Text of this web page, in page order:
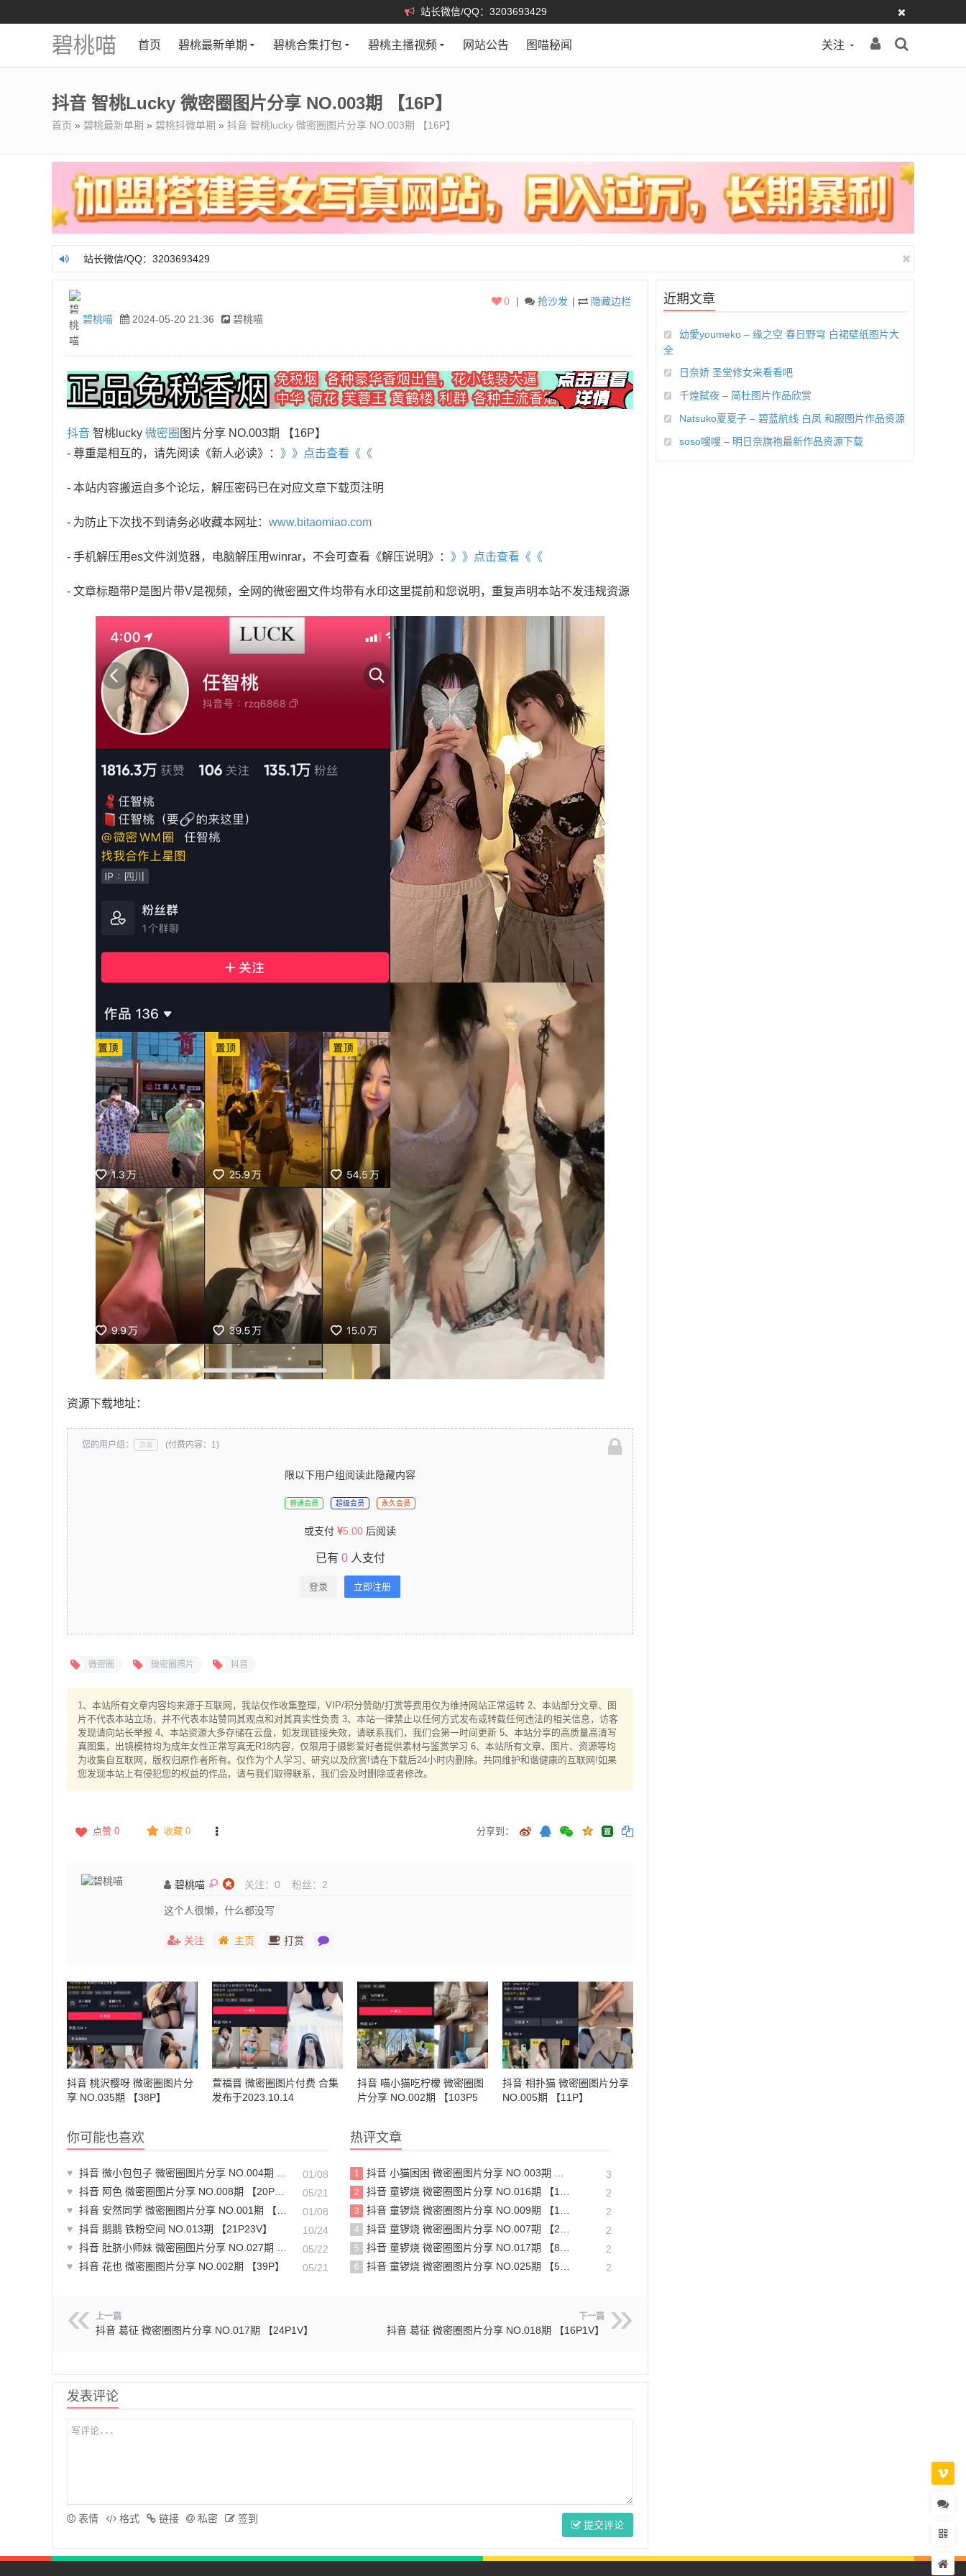
站长微信/QQ：3203693429
碧桃喵 关注
首页 碧桃最新单期 碧桃合集打包 碧桃主播视频 网站公告 图喵秘闻
抖音 智桃lucky 微密圈图片分享 NO.003期 【16P】
首页 » 碧桃最新单期 » 碧桃抖微单期 » 抖音 智桃lucky 微密圈图片分享 NO.003期 【16P】
站长微信/QQ：3203693429
碧桃喵 2024-05-20 21:36 碧桃喵
| 隐藏边栏
| 抢沙发
0
抖音 智桃lucky 微密圈 图片分享 NO.003期 【16P】
- 尊重是相互的，请先阅读《新人必读》： 》》点击查看《《
- 本站内容搬运自多个论坛，解压密码已在对应文章下载页注明
- 为防止下次找不到请务必收藏本网址： www.bitaomiao.com
- 手机解压用es文件浏览器，电脑解压用winrar，不会可查看《解压说明》： 》》点击查看《《
- 文章标题带P是图片带V是视频，全网的微密圈文件均带有水印这里提前和您说明，重复声明本站不发违规资源
资源下载地址：
您的用户组： 游客 (付费内容：1)
限以下用户组阅读此隐藏内容
普通会员 超级会员 永久会员
或支付 5.00 后阅读
已有 0人支付
登录 立即注册
微密圈 微密圈照片 抖音
1、本站所有文章内容均来源于互联网，我站仅作收集整理，VIP/积分赞助/打赏等费用仅为维持网站正常运转 2、本站部分文章、图
片不代表本站立场，并不代表本站赞同其观点和对其真实性负责 3、本站一律禁止以任何方式发布或转载任何违法的相关信息，访客
发现请向站长举报 4、本站资源大多存储在云盘，如发现链接失效，请联系我们，我们会第一时间更新 5、本站分享的高质量高清写
真图集，出镜模特均为成年女性正常写真无R18内容，仅限用于摄影爱好者提供素材与鉴赏学习 6、本站所有文章、图片、资源等均
为收集自互联网，版权归原作者所有。仅作为个人学习、研究以及欣赏!请在下载后24小时内删除。共同维护和谐健康的互联网!如果
您发现本站上有侵犯您的权益的作品，请与我们取得联系，我们会及时删除或者修改。
点赞 0 收藏 0 分享到：
碧桃喵 关注： 0 粉丝： 2
这个人很懒，什么都没写
关注 主页 打赏
抖音 桃沢樱呀 微密圈图片分
享 NO.035期 【38P】
萱福晋 微密圈图片付费 合集
发布于2023.10.14
抖音 喵小猫吃柠檬 微密圈图
片分享 NO.002期 【103P5
抖音 相扑猫 微密圈图片分享
NO.005期 【11P】
你可能也喜欢
♥ 抖音 微小包包子 微密圈图片分享 NO.004期 【37P】
01/08
♥ 抖音 阿色 微密圈图片分享 NO.008期 【20P2V】最新至：2023.7.17
05/21
♥ 抖音 安然同学 微密圈图片分享 NO.001期 【19P】最新至：2025.1.6
01/08
♥ 抖音 鹅鹅 铁粉空间 NO.013期 【21P23V】
10/24
♥ 抖音 肚脐小师妹 微密圈图片分享 NO.027期 【11P9V】最新至：2024.5.1
05/22
♥ 抖音 花也 微密圈图片分享 NO.002期 【39P】 05/21
热评文章
1 抖音 小猫困困 微密圈图片分享 NO.003期 【23P16V】最新至：2025.1.23 3
2 抖音 童锣烧 微密圈图片分享 NO.016期 【17P12V】最新至：2024.11.12 2
3 抖音 童锣烧 微密圈图片分享 NO.009期 【13P】最新至：2023.12.28 2
4 抖音 童锣烧 微密圈图片分享 NO.007期 【25P7V】最新至：2023.10.24 2
5 抖音 童锣烧 微密圈图片分享 NO.017期 【8P2V】最新至：2204.11.14 2
6 抖音 童锣烧 微密圈图片分享 NO.025期 【5V】最新至：2025.3.12 2
上一篇
抖音 葛征 微密圈图片分享 NO.017期 【24P1V】
下一篇
抖音 葛征 微密圈图片分享 NO.018期 【16P1V】
发表评论
表情 格式 链接 私密 签到
提交评论
近期文章
幼愛youmeko – 缘之空 春日野穹 白裙壁纸图片大
全
日奈娇 圣堂修女来看看吧
千煌弑夜 – 简杜图片作品欣赏
Natsuko夏夏子 – 碧蓝航线 白凤 和服图片作品资源
soso嗖嗖 – 明日奈旗袍最新作品资源下载